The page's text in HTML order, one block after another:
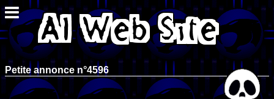
Petite annonce n°4596